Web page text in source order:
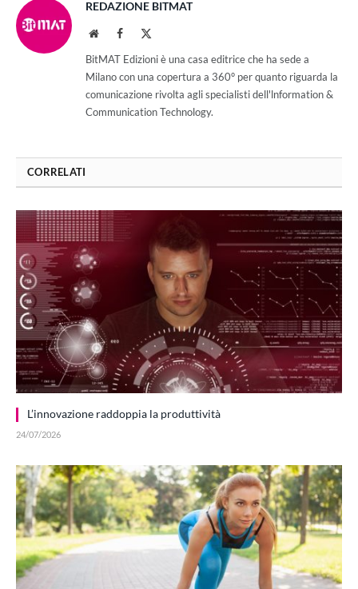
REDAZIONE BITMAT
WebsiteFacebook
BitMAT Edizioni è una casa editrice che ha sede a
Milano con una copertura a 360° per quanto riguarda la
comunicazione rivolta agli specialisti dell'lnformation &
Communication Technology.
CORRELATI
L’innovazione raddoppia la produttività
24/07/2026